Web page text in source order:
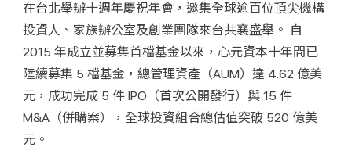
在台北舉辦十週年慶祝年會，邀集全球逾百位頂尖機構
投資人、家族辦公室及創業團隊來台共襄盛舉。 自
2015 年成立並募集首檔基金以來，心元資本十年間已
陸續募集 5 檔基金，總管理資產（AUM）達 4.62 億美
元，成功完成 5 件 IPO（首次公開發行）與 15 件
M&A（併購案），全球投資組合總估值突破 520 億美
元。